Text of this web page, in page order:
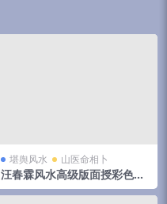
堪舆风水 山医命相卜
汪春霖风水高级版面授彩色拍
照版笔记+家居风水8本 百度网
盘下载